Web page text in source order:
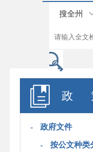
搜全州
政
- 政府文件
- 按公文种类